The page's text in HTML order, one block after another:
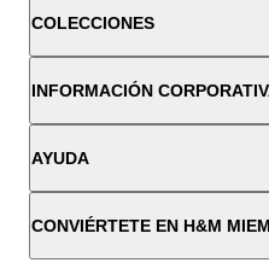
COLECCIONES
INFORMACIÓN
AYUDA
CONVIÉRTETE EN H&M